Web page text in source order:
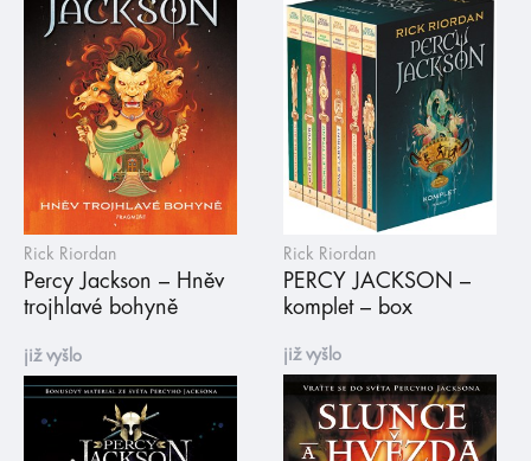
Rick Riordan
Percy Jackson – Hněv
trojhlavé bohyně
Rick Riordan
PERCY JACKSON –
komplet – box
již vyšlo již vyšlo